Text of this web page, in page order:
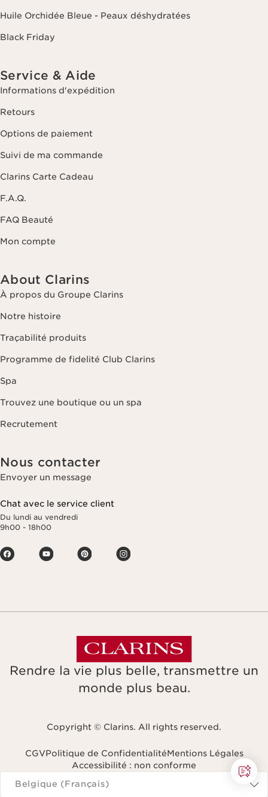
Huile Orchidée Bleue - Peaux déshydratées
Black Friday
Service & Aide
Informations d'expédition
Retours
Options de paiement
Suivi de ma commande
Clarins Carte Cadeau
F.A.Q.
FAQ Beauté
Mon compte
About Clarins
À propos du Groupe Clarins
Notre histoire
Traçabilité produits
Programme de fidelité Club Clarins
Spa
Trouvez une boutique ou un spa
Recrutement
Nous contacter
Envoyer un message
Chat avec le service client
Du lundi au vendredi
9h00 - 18h00
Rendre la vie plus belle, transmettre un
monde plus beau.
Copyright © Clarins. All rights reserved.
CGVPolitique de ConfidentialitéMentions Légales
Accessibilité : non conforme
Naviguer vers
Belgique (Français)